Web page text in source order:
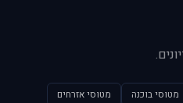
מטוסי בוכנה
מטוסי אזרחים